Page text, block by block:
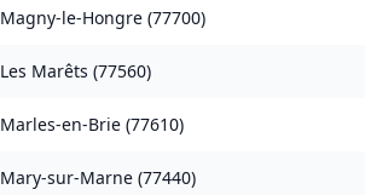
Magny-le-Hongre (77700)
Les Marêts (77560)
Marles-en-Brie (77610)
Mary-sur-Marne (77440)